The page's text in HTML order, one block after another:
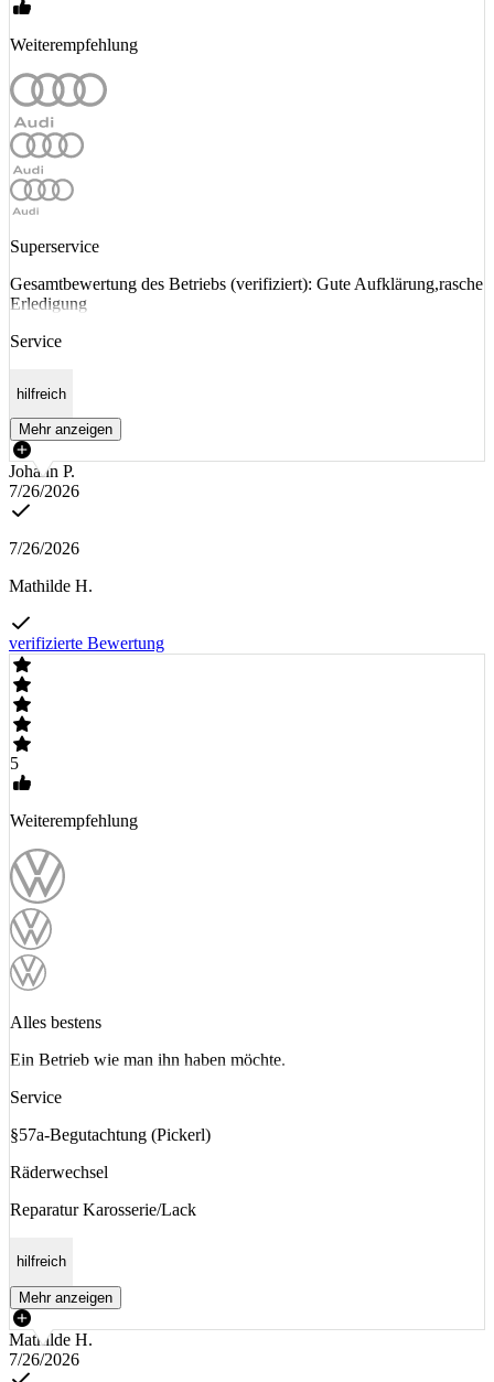
Weiterempfehlung
Superservice
Gesamtbewertung des Betriebs (verifiziert): Gute Aufklärung,rasche
Erledigung
Service
hilfreich
Mehr anzeigen
Johann P.
7/26/2026
7/26/2026
Mathilde H.
verifizierte Bewertung
5
Weiterempfehlung
Alles bestens
Ein Betrieb wie man ihn haben möchte.
Service
§57a-Begutachtung (Pickerl)
Räderwechsel
Reparatur Karosserie/Lack
hilfreich
Mehr anzeigen
Mathilde H.
7/26/2026